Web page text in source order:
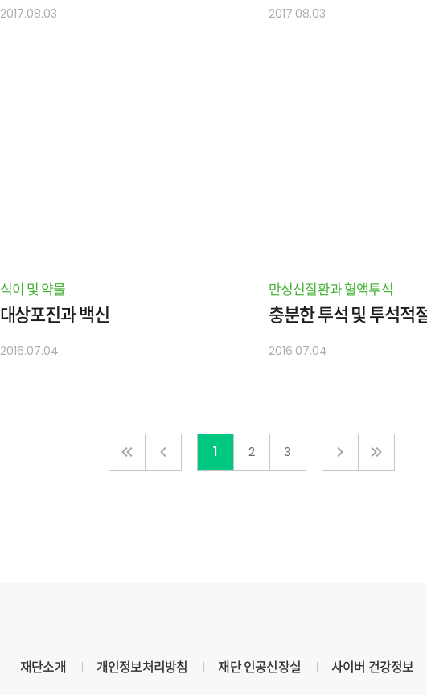
2017.08.03 2017.08.03
식이 및 약물
대상포진과 백신
2016.07.04
만성신질환과 혈액투석
2016.07.04
1 2 3
재단소개 개인정보처리방침 재단 인공신장실 사이버 건강정보